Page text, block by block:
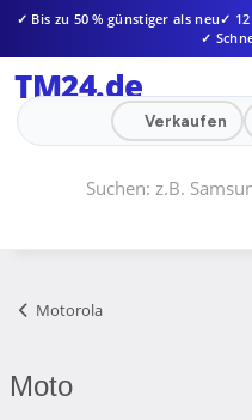
✓ Bis zu 50 % günstiger als neu✓
✓
TM24.de
Verkaufen
Motorola
Moto